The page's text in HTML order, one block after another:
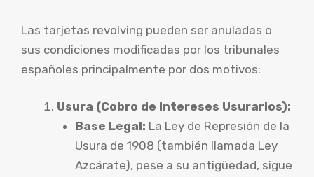
Las tarjetas revolving pueden ser anuladas o
sus condiciones modificadas por los tribunales
españoles principalmente por dos motivos:
Usura (Cobro de Intereses Usurarios):
Base Legal: La Ley de Represión de la
Usura de 1908 (también llamada Ley
Azcárate), pese a su antigüedad, sigue